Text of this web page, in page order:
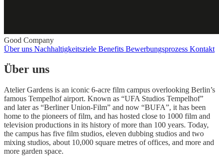
Good Company
Über uns Nachhaltigkeitsziele Benefits Bewerbungsprozess Kontakt
Über uns
Atelier Gardens is an iconic 6-acre film campus overlooking Berlin’s
famous Tempelhof airport. Known as “UFA Studios Tempelhof”
and later as “Berliner Union-Film” and now “BUFA”, it has been
home to the pioneers of film, and has hosted close to 1000 film and
television productions in its history of more than 100 years. Today,
the campus has five film studios, eleven dubbing studios and two
mixing studios, about 10,000 square metres of offices, and more and
more garden space.